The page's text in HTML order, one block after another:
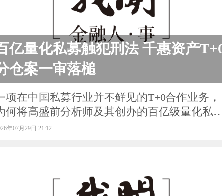
亿量化私募触犯刑法 千惠资产
仓案一审落槌
项在中国私募行业并不鲜见的T+0合作业务，
何将高盛前分析师及其创办的百亿级量化私
上刑事审判席
年07月29日 21:12